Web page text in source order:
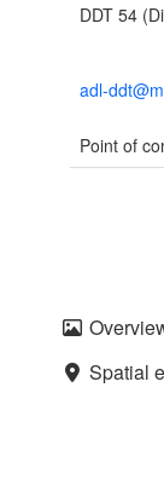
DDT 54
adl-
Point of
Spatial